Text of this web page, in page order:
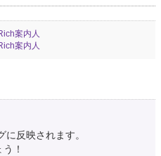
案内人
案内人
反映されます。
！